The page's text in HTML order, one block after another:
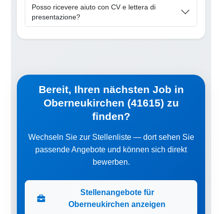
Posso ricevere aiuto con CV e lettera di
presentazione?
Bereit, Ihren nächsten Job in
Oberneukirchen (41615) zu
finden?
Wechseln Sie zur Stellenliste — dort sehen Sie
passende Angebote und können sich direkt
bewerben.
Stellenangebote für
Oberneukirchen anzeigen